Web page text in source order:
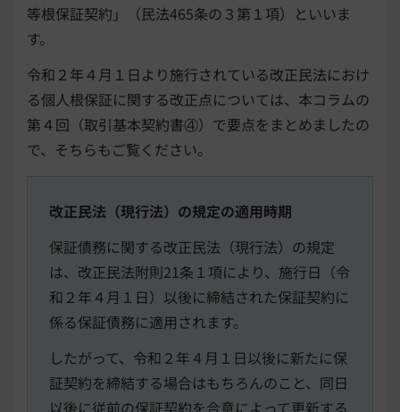
等根保証契約」（民法465条の３第１項）といいま
す。
令和２年４月１日より施行されている改正民法におけ
る個人根保証に関する改正点については、本コラムの
第４回（取引基本契約書④）で要点をまとめましたの
で、そちらもご覧ください。
改正民法（現行法）の規定の適用時期
保証債務に関する改正民法（現行法）の規定
は、改正民法附則21条１項により、施行日（令
和２年４月１日）以後に締結された保証契約に
係る保証債務に適用されます。
したがって、令和２年４月１日以後に新たに保
証契約を締結する場合はもちろんのこと、同日
以後に従前の保証契約を合意によって更新する